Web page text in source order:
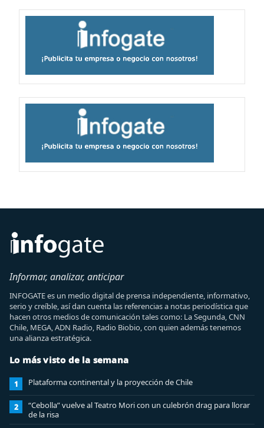
Informar, analizar, anticipar
INFOGATE es un medio digital de prensa independiente, informativo,
serio y creíble, así dan cuenta las referencias a notas periodística que
hacen otros medios de comunicación tales como: La Segunda, CNN
Chile, MEGA, ADN Radio, Radio Biobio, con quien además tenemos
una alianza estratégica.
Lo más visto de la semana
1 Plataforma continental y la proyección de Chile
2
“Cebolla” vuelve al Teatro Mori con un culebrón drag para llorar
de la risa